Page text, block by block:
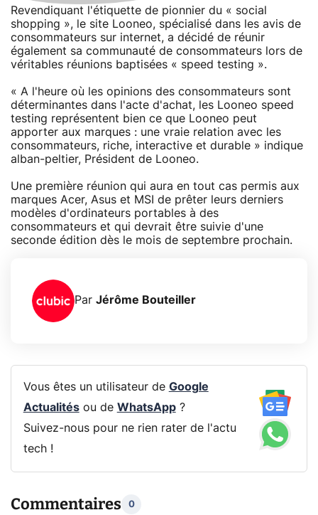
Revendiquant l'étiquette de pionnier du « social
shopping », le site Looneo, spécialisé dans les avis de
consommateurs sur internet, a décidé de réunir
également sa communauté de consommateurs lors de
véritables réunions baptisées « speed testing ».
« A l'heure où les opinions des consommateurs sont
déterminantes dans l'acte d'achat, les Looneo speed
testing représentent bien ce que Looneo peut
apporter aux marques : une vraie relation avec les
consommateurs, riche, interactive et durable » indique
alban-peltier, Président de Looneo.
Une première réunion qui aura en tout cas permis aux
marques Acer, Asus et MSI de prêter leurs derniers
modèles d'ordinateurs portables à des
consommateurs et qui devrait être suivie d'une
seconde édition dès le mois de septembre prochain.
Par Jérôme Bouteiller
Vous êtes un utilisateur de Google
Actualitésou de WhatsApp?
Suivez-nous pour ne rien rater de l'actu
tech !
Commentaires 0